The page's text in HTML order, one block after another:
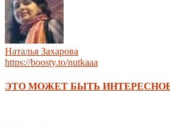
Наталья Захарова
https://boosty.to/nutkaaa
ЭТО МОЖЕТ БЫТЬ ИНТЕРЕСНО